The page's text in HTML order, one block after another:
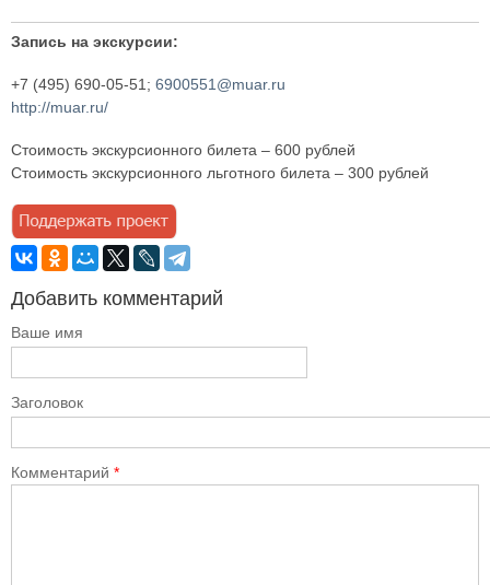
Запись на экскурсии:
+7 (495) 690-05-51; 6900551@muar.ru
http://muar.ru/
Стоимость экскурсионного билета – 600 рублей
Стоимость экскурсионного льготного билета – 300 рублей
Добавить комментарий
Ваше имя
Заголовок
Комментарий *